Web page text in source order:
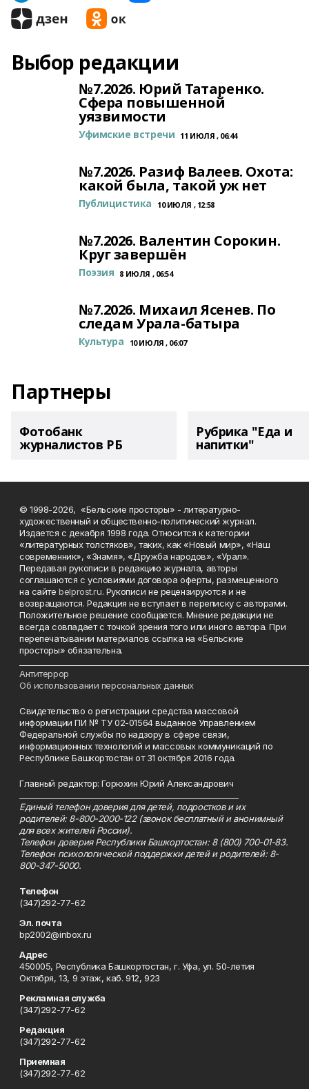
Выбор редакции
№7.2026. Юрий Татаренко.
Сфера повышенной
уязвимости
Уфимские встречи 11 ИЮЛЯ , 06:44
№7.2026. Разиф Валеев. Охота:
какой была, такой уж нет
Публицистика 10 ИЮЛЯ , 12:58
№7.2026. Валентин Сорокин.
Круг завершён
Поэзия 8 ИЮЛЯ , 06:54
№7.2026. Михаил Ясенев. По
следам Урала-батыра
Культура 10 ИЮЛЯ , 06:07
Партнеры
Фотобанк
журналистов РБ
Рубрика "Еда и
напитки"
© 1998-2026, «Бельские просторы» - литературно-
художественный и общественно-политический журнал.
Издается с декабря 1998 года. Относится к категории
«литературных толстяков», таких, как «Новый мир», «Наш
современник», «Знамя», «Дружба народов», «Урал».
Передавая рукописи в редакцию журнала, авторы
соглашаются с условиями договора оферты, размещенного
на сайтеbelprost.ru. Рукописи не рецензируются и не
возвращаются. Редакция не вступает в переписку с авторами.
Положительное решение сообщается. Мнение редакции не
всегда совпадает с точкой зрения того или иного автора. При
перепечатывании материалов ссылка на «Бельские
просторы» обязательна.
Антитеррор
Об использовании персональных данных
Свидетельство о регистрации средства массовой
информации ПИ № ТУ 02-01564 выданное Управлением
Федеральной службы по надзору в сфере связи,
информационных технологий и массовых коммуникаций по
Республике Башкортостан от 31 октября 2016 года.
Главный редактор: Горюхин Юрий Александрович
Единый телефон доверия для детей, подростков и их
родителей: 8-800-2000-122 (звонок бесплатный и анонимный
для всех жителей России).
Телефон доверия Республики Башкортостан: 8 (800) 700-01-83.
Телефон психологической поддержки детей и родителей: 8-
800-347-5000.
Телефон
(347)292-77-62
Эл. почта
bp2002@inbox.ru
Адрес
450005, Республика Башкортостан, г. Уфа, ул. 50-летия
Октября, 13, 9 этаж, каб. 912, 923
Рекламная служба
(347)292-77-62
Редакция
(347)292-77-62
Приемная
(347)292-77-62